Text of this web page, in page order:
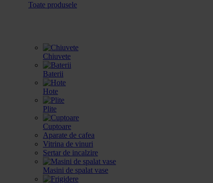
Toate produsele
Chiuvete
Baterii
Hote
Plite
Cuptoare
Aparate de cafea
Vitrina de vinuri
Sertar de incalzire
Masini de spalat vase